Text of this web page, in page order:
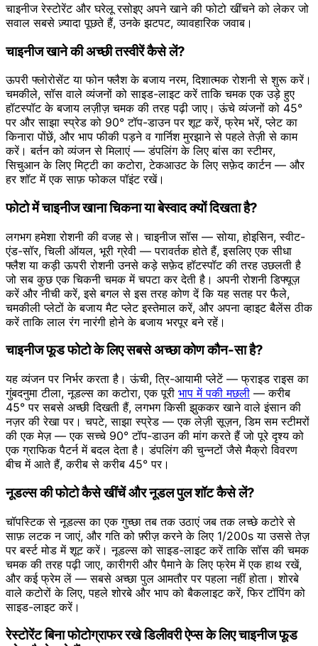
चाइनीज रेस्टोरेंट और घरेलू रसोइए अपने खाने की फोटो खींचने को लेकर जो
सवाल सबसे ज़्यादा पूछते हैं, उनके झटपट, व्यावहारिक जवाब।
चाइनीज खाने की अच्छी तस्वीरें कैसे लें?
ऊपरी फ्लोरोसेंट या फोन फ्लैश के बजाय नरम, दिशात्मक रोशनी से शुरू करें।
चमकीले, सॉस वाले व्यंजनों को साइड-लाइट करें ताकि चमक एक उड़े हुए
हॉटस्पॉट के बजाय लज़ीज़ चमक की तरह पढ़ी जाए। ऊंचे व्यंजनों को 45°
पर और साझा स्प्रेड को 90° टॉप-डाउन पर शूट करें, फ्रेम भरें, प्लेट का
किनारा पोंछें, और भाप फीकी पड़ने व गार्निश मुरझाने से पहले तेज़ी से काम
करें। बर्तन को व्यंजन से मिलाएं — डंपलिंग के लिए बांस का स्टीमर,
सिचुआन के लिए मिट्टी का कटोरा, टेकआउट के लिए सफ़ेद कार्टन — और
हर शॉट में एक साफ़ फोकल पॉइंट रखें।
फोटो में चाइनीज खाना चिकना या बेस्वाद क्यों दिखता है?
लगभग हमेशा रोशनी की वजह से। चाइनीज सॉस — सोया, होइसिन, स्वीट-
एंड-सॉर, चिली ऑयल, भूरी ग्रेवी — परावर्तक होते हैं, इसलिए एक सीधा
फ्लैश या कड़ी ऊपरी रोशनी उनसे कड़े सफ़ेद हॉटस्पॉट की तरह उछलती है
जो सब कुछ एक चिकनी चमक में चपटा कर देती है। अपनी रोशनी डिफ्यूज़
करें और नीची करें, इसे बगल से इस तरह कोण दें कि यह सतह पर फैले,
चमकीली प्लेटों के बजाय मैट प्लेट इस्तेमाल करें, और अपना व्हाइट बैलेंस ठीक
करें ताकि लाल रंग नारंगी होने के बजाय भरपूर बने रहें।
चाइनीज फूड फोटो के लिए सबसे अच्छा कोण कौन-सा है?
यह व्यंजन पर निर्भर करता है। ऊंची, त्रि-आयामी प्लेटें — फ्राइड राइस का
गुंबदनुमा टीला, नूडल्स का कटोरा, एक पूरी भाप में पकी मछली — करीब
45° पर सबसे अच्छी दिखती हैं, लगभग किसी झुककर खाने वाले इंसान की
नज़र की रेखा पर। चपटे, साझा स्प्रेड — एक लेज़ी सूज़न, डिम सम स्टीमरों
की एक मेज़ — एक सच्चे 90° टॉप-डाउन की मांग करते हैं जो पूरे दृश्य को
एक ग्राफिक पैटर्न में बदल देता है। डंपलिंग की चुन्नटों जैसे मैक्रो विवरण
बीच में आते हैं, करीब से करीब 45° पर।
नूडल्स की फोटो कैसे खींचें और नूडल पुल शॉट कैसे लें?
चॉपस्टिक से नूडल्स का एक गुच्छा तब तक उठाएं जब तक लच्छे कटोरे से
साफ़ लटक न जाएं, और गति को फ़्रीज़ करने के लिए 1/200s या उससे तेज़
पर बर्स्ट मोड में शूट करें। नूडल्स को साइड-लाइट करें ताकि सॉस की चमक
चमक की तरह पढ़ी जाए, कारीगरी और पैमाने के लिए फ्रेम में एक हाथ रखें,
और कई फ्रेम लें — सबसे अच्छा पुल आमतौर पर पहला नहीं होता। शोरबे
वाले कटोरों के लिए, पहले शोरबे और भाप को बैकलाइट करें, फिर टॉपिंग को
साइड-लाइट करें।
रेस्टोरेंट बिना फोटोग्राफर रखे डिलीवरी ऐप्स के लिए चाइनीज फूड